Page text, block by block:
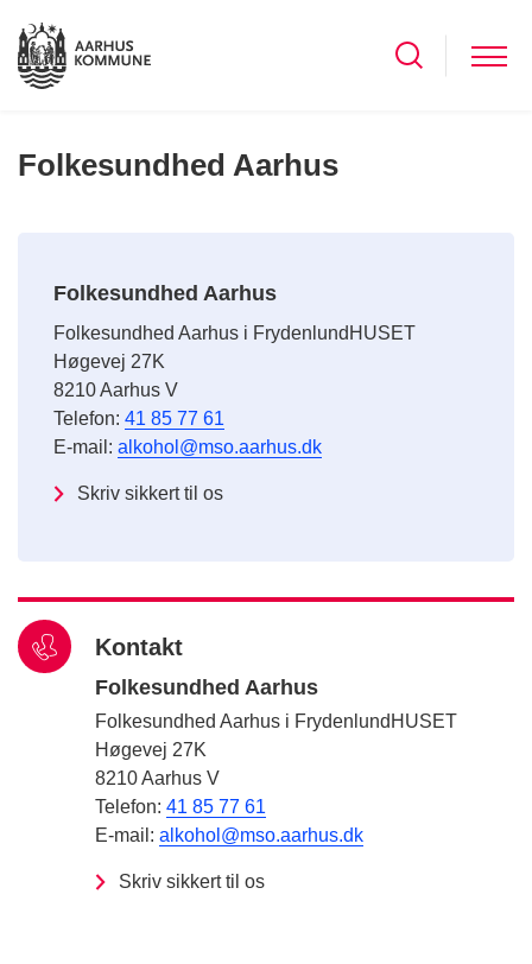
Folkesundhed Aarhus
Folkesundhed Aarhus
Folkesundhed Aarhus i FrydenlundHUSET
Høgevej 27K
8210 Aarhus V
Telefon: 41 85 77 61
E-mail: alkohol@mso.aarhus.dk
Skriv sikkert til os
Kontakt
Folkesundhed Aarhus
Folkesundhed Aarhus i FrydenlundHUSET
Høgevej 27K
8210 Aarhus V
Telefon: 41 85 77 61
E-mail: alkohol@mso.aarhus.dk
Skriv sikkert til os